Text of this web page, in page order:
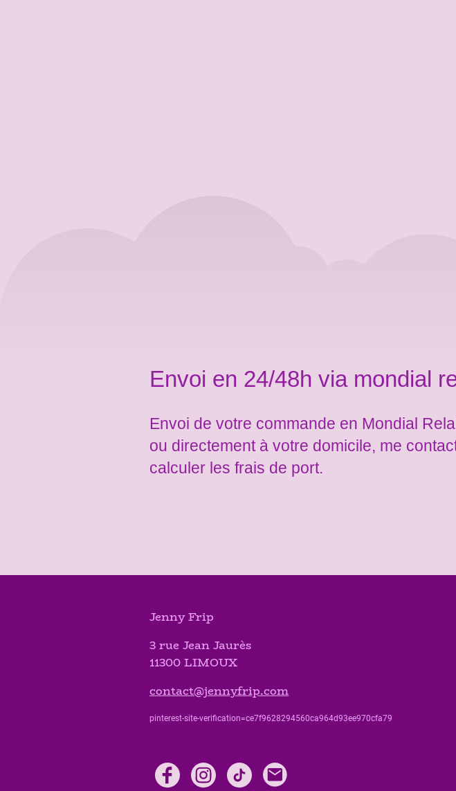
Envoi en 24/48h via mondial
Envoi de votre commande en Mondial
ou directement à votre domicile, me
calculer les frais de port.
Jenny Frip
3 rue Jean Jaurès
11300 LIMOUX
contact@jennyfrip.com
pinterest-site-verification=ce7f9628294560ca964d93ee970cfa79